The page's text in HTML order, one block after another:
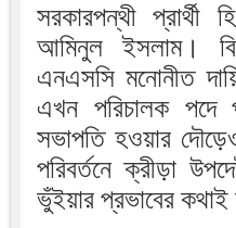
সরকারপন্থী প্রার্থী
আমিনুল ইসলাম।
এনএসসি মনোনীত
এখন পরিচালক পদে
সভাপতি হওয়ার
পরিবর্তনে ক্রীড়া
ভুঁইয়ার প্রভাবের